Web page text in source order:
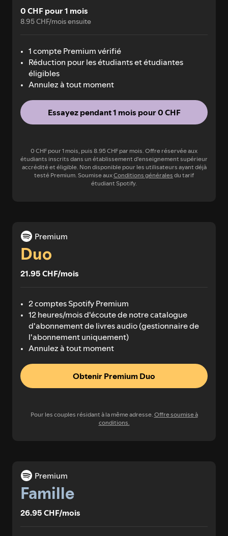
0 CHF pour 1 mois
8.95 CHF/mois ensuite
1 compte Premium vérifié
Réduction pour les étudiants et étudiantes
éligibles
Annulez à tout moment
Essayez pendant 1 mois pour 0 CHF
0 CHF pour 1 mois, puis 8.95 CHF par mois. Offre réservée aux
étudiants inscrits dans un établissement d'enseignement supérieur
accrédité et éligible. Non disponible pour les utilisateurs ayant déjà
testé Premium. Soumise auxConditions généralesdu tarif
étudiant Spotify.
Premium
Duo
21.95 CHF/mois
2 comptes Spotify Premium
12 heures/mois d'écoute de notre catalogue
d'abonnement de livres audio (gestionnaire de
l'abonnement uniquement)
Annulez à tout moment
Obtenir Premium Duo
Pour les couples résidant à la même adresse.Offre soumise à
conditions.
Premium
Famille
26.95 CHF/mois